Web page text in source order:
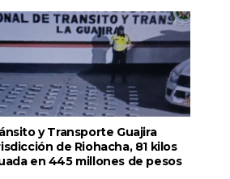
y Transporte Guajira
de Riohacha, 81 kilos
en 445 millones de pesos